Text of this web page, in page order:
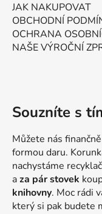
JAK NAKUPOVAT
OBCHODNÍ
OCHRANA
NAŠE VÝROČNÍ
Souzníte s
Můžete nás
formou daru.
nachystáme
aza pár stovek
knihovny. Moc rádi
který si pak budete